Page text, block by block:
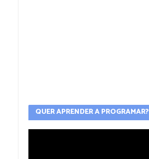
QUER APRENDER A PROGRAMAR?